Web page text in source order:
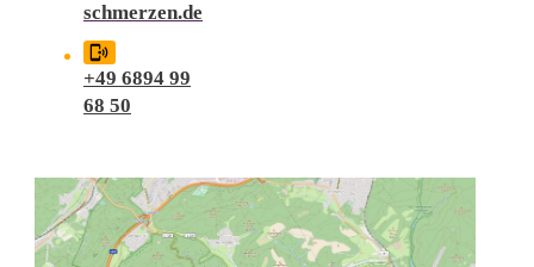
schmerzen.de
+49 6894 99
68 50